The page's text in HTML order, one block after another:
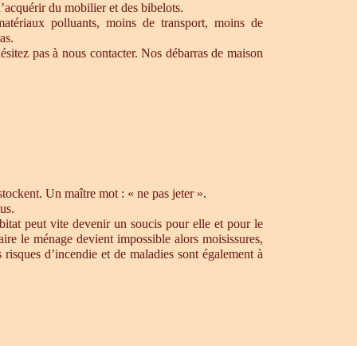
du mobilier et des bibelots.
polluants, moins de transport, moins de
pas à nous contacter. Nos débarras de maison
Un maître mot : « ne pas jeter ».
peut vite devenir un soucis pour elle et pour le
le ménage devient impossible alors moisissures,
d’incendie et de maladies sont également à